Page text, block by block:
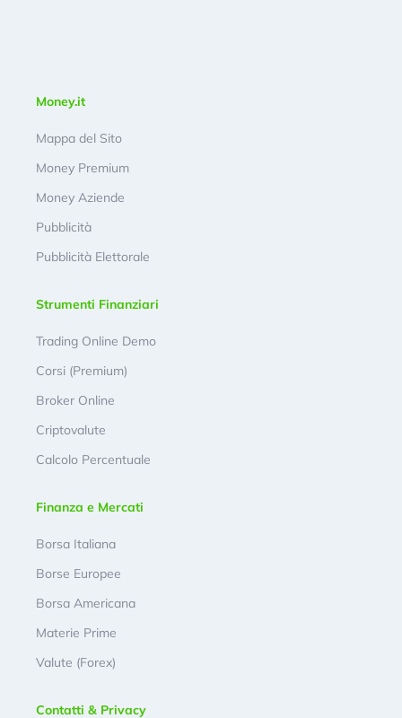
Money.it
Mappa del Sito
Money Premium
Money Aziende
Pubblicità
Pubblicità Elettorale
Strumenti Finanziari
Trading Online Demo
Corsi (Premium)
Broker Online
Criptovalute
Calcolo Percentuale
Finanza e Mercati
Borsa Italiana
Borse Europee
Borsa Americana
Materie Prime
Valute (Forex)
Contatti & Privacy